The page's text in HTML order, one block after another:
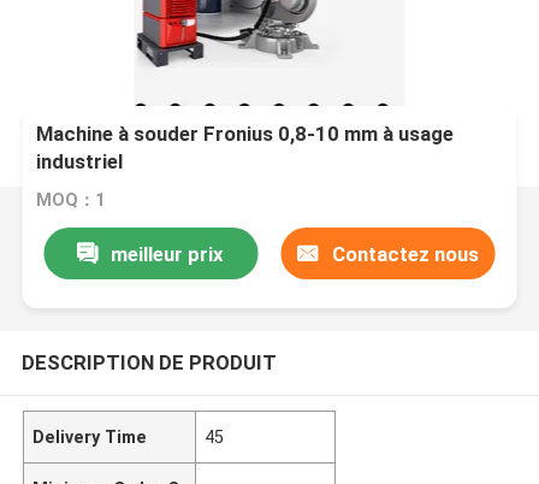
Machine à souder Fronius 0,8-10 mm à usage
industriel
MOQ：1
meilleur prix Contactez nous
DESCRIPTION DE PRODUIT
Delivery Time 45